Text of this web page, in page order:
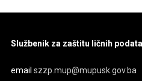
Službenik za zaštitu ličnih
emailszzp.mup@mupusk.gov.ba